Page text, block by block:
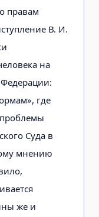
правам
В. И.
на
где
Суда в
мнению
же и